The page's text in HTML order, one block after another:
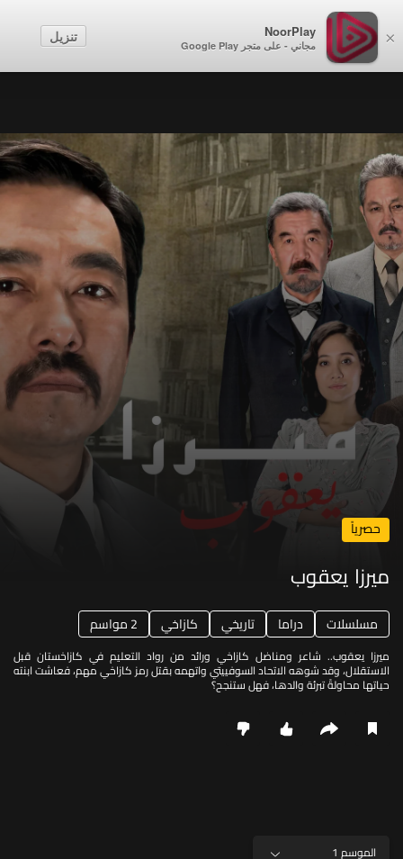
×
NoorPlay
مجاني - على متجر Google Play
تنزيل
حصرياً
ميرزا يعقوب
مسلسلات دراما تاريخي كازاخي 2 مواسم
ميرزا يعقوب.. شاعر ومناضل كازاخي ورائد من رواد التعليم في كازاخستان قبل
الاستقلال، وقد شوهه الاتحاد السوفييتي واتهمه بقتل رمز كازاخي مهم، فعاشت ابنته
حياتها محاولةً تبرئة والدها، فهل ستنجح؟
الموسم 1